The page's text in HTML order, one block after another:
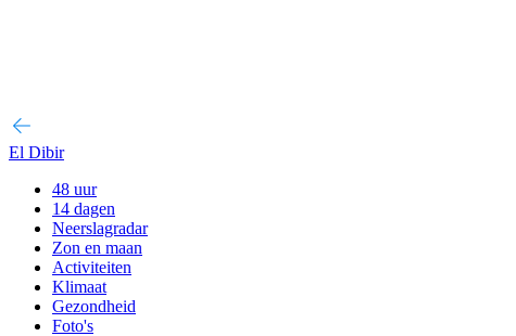
El Dibir
48 uur
14 dagen
Neerslagradar
Zon en maan
Activiteiten
Klimaat
Gezondheid
Foto's